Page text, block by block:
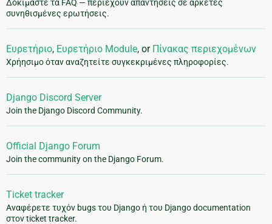
Δοκιμάστε τα FAQ — περιέχουν απαντήσεις σε αρκετές
συνηθισμένες ερωτήσεις.
Ευρετήριο, Ευρετήριο Module, or Πίνακας περιεχομένων
Χρήησιμο όταν αναζητείτε συγκεκριμένες πληροφορίες.
Django Discord Server
Join the Django Discord Community.
Official Django Forum
Join the community on the Django Forum.
Ticket tracker
Αναφέρετε τυχόν bugs του Django ή του Django documentation
στον ticket tracker.